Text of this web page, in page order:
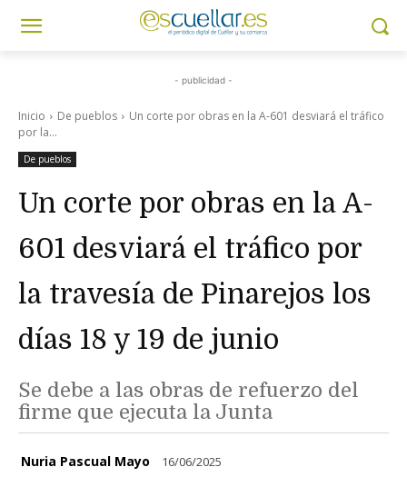
- publicidad -
Inicio De pueblos
Un corte por obras en la A-601 desviará el tráfico
por la...
De pueblos
Un corte por obras en la A-
601 desviará el tráfico por
la travesía de Pinarejos los
días 18 y 19 de junio
Se debe a las obras de refuerzo del
firme que ejecuta la Junta
Nuria Pascual Mayo 16/06/2025